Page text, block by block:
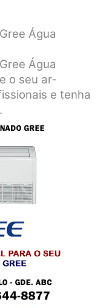
Água
Água
o seu ar-
e tenha